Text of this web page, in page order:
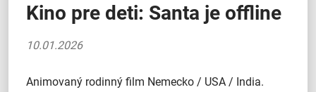
Kino pre deti: Santa je offline
10.01.2026
Animovaný rodinný film Nemecko / USA / India.